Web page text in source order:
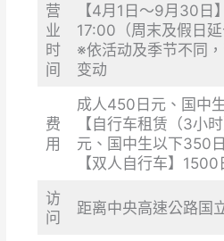
营
业
时
间
【4月1日～9月30日
17:00（周末及假日延
※依活动及季节不同
变动
费
用
成人450日元、国中
【自行车租赁（3小
元、国中生以下350
【双人自行车】1500
访
问
距离中央高速公路国